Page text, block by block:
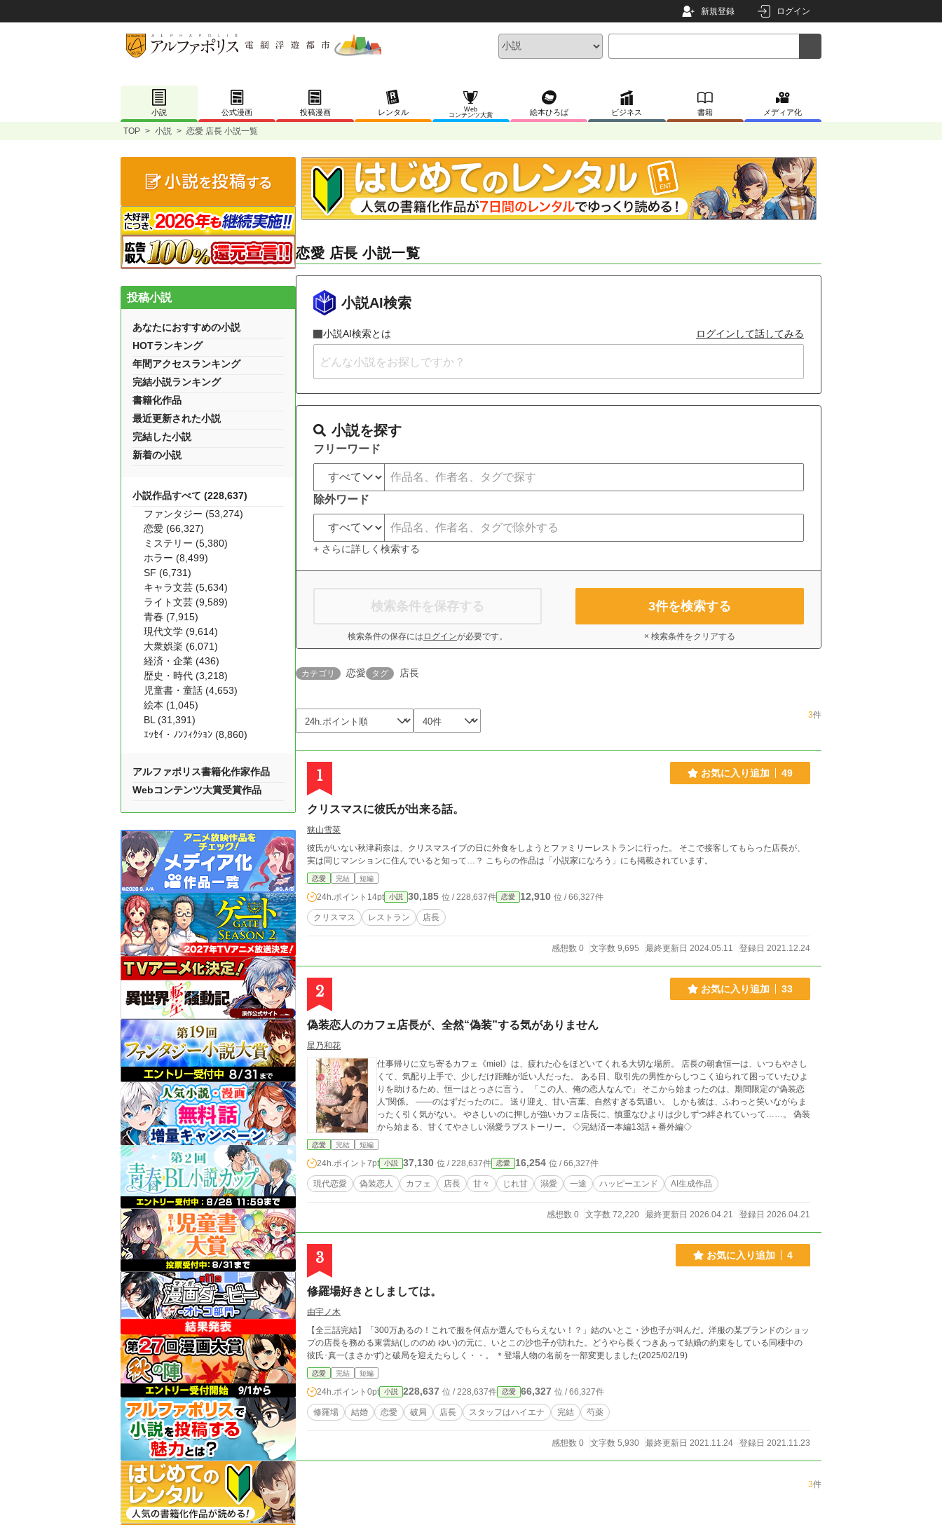
新規登録 ログイン
小説 公式漫画 投稿漫画 レンタル
Web
コンテンツ大賞
絵本ひろば ビジネス 書籍 メディア化
TOP > 小説 > 恋愛 店長 小説一覧
恋愛 店長 小説一覧
小説AI検索
小説AI検索とは ログインして話してみる
小説を探す
フリーワード
除外ワード
+ さらに詳しく検索する
検索条件を保存する
検索条件の保存には ログインが必要です。
3件を検索する
× 検索条件をクリアする
カテゴリ 恋愛 タグ 店長
3件
1 お気に入り追加 49
クリスマスに彼氏が出来る話。
狭山雪菜
彼氏がいない秋津莉奈は、クリスマスイブの日に外食をしようとファミリーレストランに行った。 そこで接客してもらった店長が、
実は同じマンションに住んでいると知って…？ こちらの作品は「小説家になろう」にも掲載されています。
恋愛 完結 短編
24h.ポイント 14pt 小説 30,185 位 / 228,637件 恋愛 12,910 位 / 66,327件
クリスマス レストラン 店長
感想数 0 文字数 9,695 最終更新日 2024.05.11 登録日 2021.12.24
2 お気に入り追加 33
偽装恋人のカフェ店長が、全然“偽装”する気がありません
星乃和花
仕事帰りに立ち寄るカフェ《miel》は、疲れた心をほどいてくれる大切な場所。 店長の朝倉恒一は、いつもやさし
くて、気配り上手で、少しだけ距離が近い人だった。 ある日、取引先の男性からしつこく迫られて困っていたひよ
りを助けるため、恒一はとっさに言う。 「この人、俺の恋人なんで」 そこから始まったのは、期間限定の“偽装恋
人”関係。 ――のはずだったのに。 送り迎え、甘い言葉、自然すぎる気遣い。 しかも彼は、ふわっと笑いながらま
ったく引く気がない。 やさしいのに押しが強いカフェ店長に、慎重なひよりは少しずつ絆されていって……。 偽装
から始まる、甘くてやさしい溺愛ラブストーリー。 ◇完結済ー本編13話＋番外編◇
恋愛 完結 短編
24h.ポイント 7pt 小説 37,130 位 / 228,637件 恋愛 16,254 位 / 66,327件
現代恋愛 偽装恋人 カフェ 店長 甘々 じれ甘 溺愛 一途 ハッピーエンド AI生成作品
感想数 0 文字数 72,220 最終更新日 2026.04.21 登録日 2026.04.21
3 お気に入り追加 4
修羅場好きとしましては。
由宇ノ木
【全三話完結】「300万あるの！これで服を何点か選んでもらえない！？」結のいとこ・沙也子が叫んだ。洋服の某ブランドのショッ
プの店長を務める東雲結(しののめ ゆい)の元に、いとこの沙也子が訪れた。どうやら長くつきあって結婚の約束をしている同棲中の
彼氏･真一(まさかず)と破局を迎えたらしく・・。 ＊登場人物の名前を一部変更しました(2025/02/19)
恋愛 完結 短編
24h.ポイント 0pt 小説 228,637 位 / 228,637件 恋愛 66,327 位 / 66,327件
修羅場 結婚 恋愛 破局 店長 スタッフはハイエナ 完結 芍薬
感想数 0 文字数 5,930 最終更新日 2021.11.24 登録日 2021.11.23
3件
投稿小説
あなたにおすすめの小説
HOTランキング
年間アクセスランキング
完結小説ランキング
書籍化作品
最近更新された小説
完結した小説
新着の小説
小説作品すべて (228,637)
ファンタジー (53,274)
恋愛 (66,327)
ミステリー (5,380)
ホラー (8,499)
SF (6,731)
キャラ文芸 (5,634)
ライト文芸 (9,589)
青春 (7,915)
現代文学 (9,614)
大衆娯楽 (6,071)
経済・企業 (436)
歴史・時代 (3,218)
児童書・童話 (4,653)
絵本 (1,045)
BL (31,391)
ｴｯｾｲ・ﾉﾝﾌｨｸｼｮﾝ (8,860)
アルファポリス書籍化作家作品
Webコンテンツ大賞受賞作品